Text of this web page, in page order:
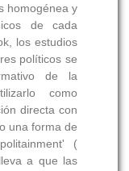
homogénea y
de cada
los estudios
políticos se
de la
como
directa con
una forma de
(
a que las